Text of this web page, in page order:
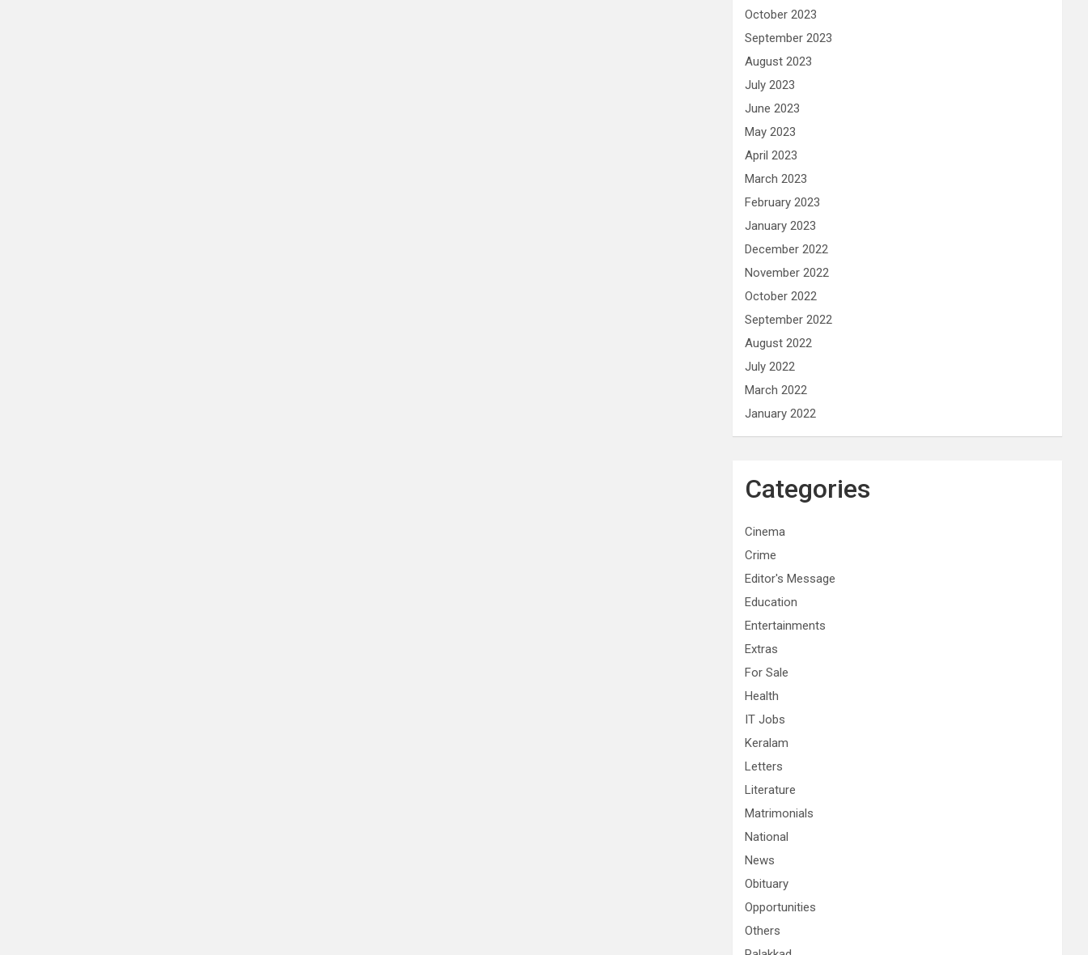
October 2023
September 2023
August 2023
July 2023
June 2023
May 2023
April 2023
March 2023
February 2023
January 2023
December 2022
November 2022
October 2022
September 2022
August 2022
July 2022
March 2022
January 2022
Categories
Cinema
Crime
Editor's Message
Education
Entertainments
Extras
For Sale
Health
IT Jobs
Keralam
Letters
Literature
Matrimonials
National
News
Obituary
Opportunities
Others